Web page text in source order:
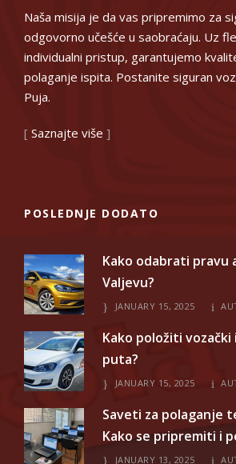
Naša misija je da vas pripremimo za
odgovorno učešće u saobraćaju. Uz
individualni pristup, garantujemo
polaganje ispita. Postanite siguran
Puja.
[ Saznajte više ]
POSLEDNJE DODATO
Kako odabrati pravu
Valjevu?
JANUARY 15, 2025
Kako položiti
puta?
JANUARY 15, 2025
Saveti za polaganje
Kako se pripremiti i
JANUARY 13, 2025